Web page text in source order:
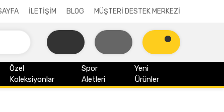
İLETİŞİM BLOG MÜŞTERİ DESTEK MERKEZİ
Özel
Koleksiyonlar
Spor
Aletleri
Yeni
Ürünler